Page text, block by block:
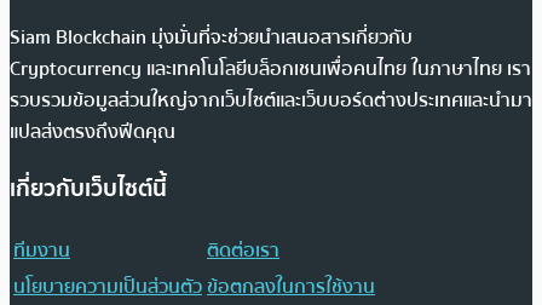
Siam Blockchain มุ่งมั่นที่จะช่วยนำเสนอสารเกี่ยวกับ
Cryptocurrency และเทคโนโลยีบล็อกเชนเพื่อคนไทย ในภาษาไทย เรา
รวบรวมข้อมูลส่วนใหญ่จากเว็บไซต์และเว็บบอร์ดต่างประเทศและนำมา
แปลส่งตรงถึงฟีดคุณ
เกี่ยวกับเว็บไซต์นี้
ทีมงาน
ติดต่อเรา
นโยบายความเป็นส่วนตัวข้อตกลงในการใช้งาน